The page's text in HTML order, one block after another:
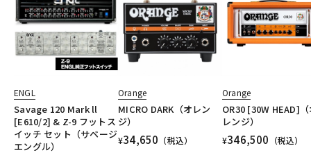
ENGL
Savage 120 Mark ll
[E610/2] & Z-9 フットス
イッチ セット（サベージ
エングル）
Orange
MICRO DARK（オレン
ジ）
¥34,650 （税込）
Orange
OR30 [30W HEAD]
レンジ）
¥346,500 （税込）